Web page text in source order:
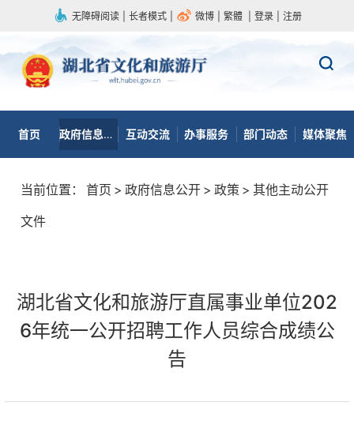
无障碍阅读 长者模式 微博 繁體 登录 注册
首页 政府信息公开 互动交流 办事服务 部门动态 媒体聚焦
当前位置： 首页 > 政府信息公开 > 政策 > 其他主动公开
文件
湖北省文化和旅游厅直属事业单位202
6年统一公开招聘工作人员综合成绩公
告